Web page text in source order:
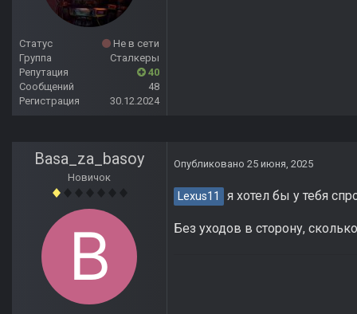
Статус
Не в сети
Группа
Сталкеры
Репутация
40
Сообщений
48
Регистрация
30.12.2024
Basa_za_basoy
Новичок
Опубликовано 25 июня, 2025
Lexus11 я хотел бы у тебя
Без уходов в сторону,